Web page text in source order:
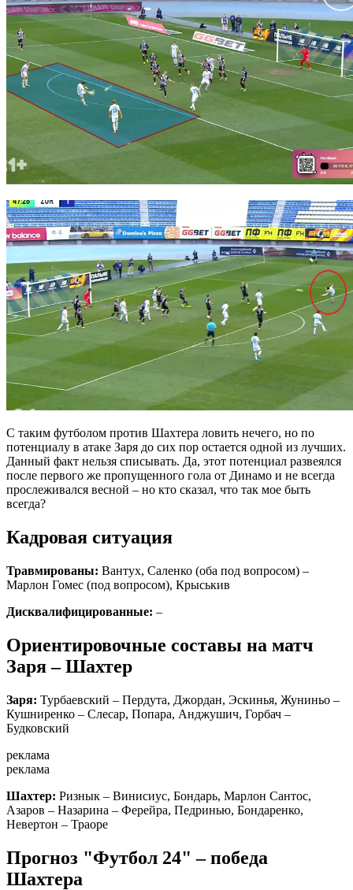
С таким футболом против Шахтера ловить нечего, но по
потенциалу в атаке Заря до сих пор остается одной из лучших.
Данный факт нельзя списывать. Да, этот потенциал развеялся
после первого же пропущенного гола от Динамо и не всегда
прослеживался весной – но кто сказал, что так мое быть
всегда?
Кадровая ситуация
Травмированы: Вантух, Саленко (оба под вопросом) –
Марлон Гомес (под вопросом), Крыськив
Дисквалифицированные: –
Ориентировочные составы на матч
Заря – Шахтер
Заря: Турбаевский – Пердута, Джордан, Эскинья, Жуниньо –
Кушниренко – Слесар, Попара, Анджушич, Горбач –
Будковский
реклама
реклама
Шахтер: Ризнык – Винисиус, Бондарь, Марлон Сантос,
Азаров – Назарина – Ферейра, Педринью, Бондаренко,
Невертон – Траоре
Прогноз "Футбол 24" – победа
Шахтера